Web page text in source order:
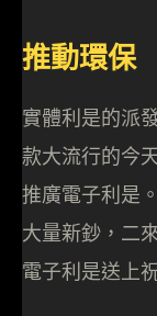
推動環保
實體利是的派
款大流行的今
推廣電子利是
大量新鈔，二
電子利是送上